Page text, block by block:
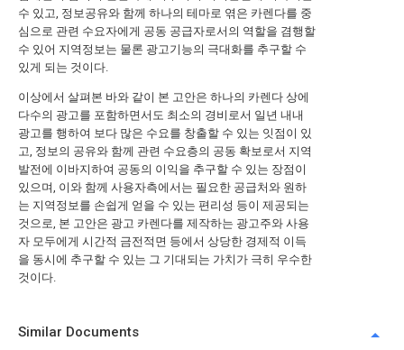
수 있고, 정보공유와 함께 하나의 테마로 엮은 카렌다를 중
심으로 관련 수요자에게 공동 공급자로서의 역할을 겸행할
수 있어 지역정보는 물론 광고기능의 극대화를 추구할 수
있게 되는 것이다.
이상에서 살펴본 바와 같이 본 고안은 하나의 카렌다 상에
다수의 광고를 포함하면서도 최소의 경비로서 일년 내내
광고를 행하여 보다 많은 수요를 창출할 수 있는 잇점이 있
고, 정보의 공유와 함께 관련 수요층의 공동 확보로서 지역
발전에 이바지하여 공동의 이익을 추구할 수 있는 장점이
있으며, 이와 함께 사용자측에서는 필요한 공급처와 원하
는 지역정보를 손쉽게 얻을 수 있는 편리성 등이 제공되는
것으로, 본 고안은 광고 카렌다를 제작하는 광고주와 사용
자 모두에게 시간적 금전적면 등에서 상당한 경제적 이득
을 동시에 추구할 수 있는 그 기대되는 가치가 극히 우수한
것이다.
Similar Documents